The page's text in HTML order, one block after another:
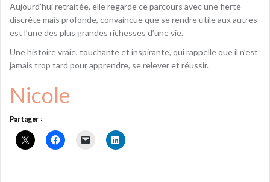
Aujourd’hui retraitée, elle regarde ce parcours avec une fierté
discrète mais profonde, convaincue que se rendre utile aux autres
est l’une des plus grandes richesses d’une vie.
Une histoire vraie, touchante et inspirante, qui rappelle que il n’est
jamais trop tard pour apprendre, se relever et réussir.
Nicole
Partager :